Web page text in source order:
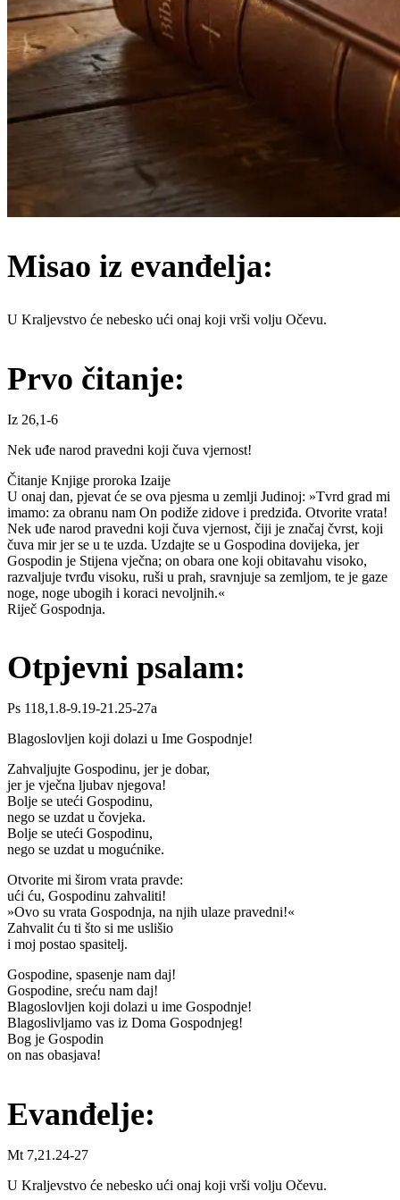
Misao iz evanđelja:
U Kraljevstvo će nebesko ući onaj koji vrši volju Očevu.
Prvo čitanje:
Iz 26,1-6
Nek uđe narod pravedni koji čuva vjernost!
Čitanje Knjige proroka Izaije
U onaj dan, pjevat će se ova pjesma u zemlji Judinoj: »Tvrd grad mi
imamo: za obranu nam On podiže zidove i predziđa. Otvorite vrata!
Nek uđe narod pravedni koji čuva vjernost, čiji je značaj čvrst, koji
čuva mir jer se u te uzda. Uzdajte se u Gospodina dovijeka, jer
Gospodin je Stijena vječna; on obara one koji obitavahu visoko,
razvaljuje tvrđu visoku, ruši u prah, sravnjuje sa zemljom, te je gaze
noge, noge ubogih i koraci nevoljnih.«
Riječ Gospodnja.
Otpjevni psalam:
Ps 118,1.8-9.19-21.25-27a
Blagoslovljen koji dolazi u Ime Gospodnje!
Zahvaljujte Gospodinu, jer je dobar,
jer je vječna ljubav njegova!
Bolje se uteći Gospodinu,
nego se uzdat u čovjeka.
Bolje se uteći Gospodinu,
nego se uzdat u mogućnike.
Otvorite mi širom vrata pravde:
ući ću, Gospodinu zahvaliti!
»Ovo su vrata Gospodnja, na njih ulaze pravedni!«
Zahvalit ću ti što si me uslišio
i moj postao spasitelj.
Gospodine, spasenje nam daj!
Gospodine, sreću nam daj!
Blagoslovljen koji dolazi u ime Gospodnje!
Blagoslivljamo vas iz Doma Gospodnjeg!
Bog je Gospodin
on nas obasjava!
Evanđelje:
Mt 7,21.24-27
U Kraljevstvo će nebesko ući onaj koji vrši volju Očevu.